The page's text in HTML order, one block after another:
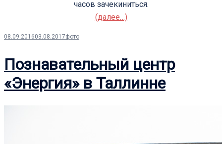
часов зачекиниться.
(далее…)
08.09.201603.08.2017фото
Познавательный центр
«Энергия» в Таллинне